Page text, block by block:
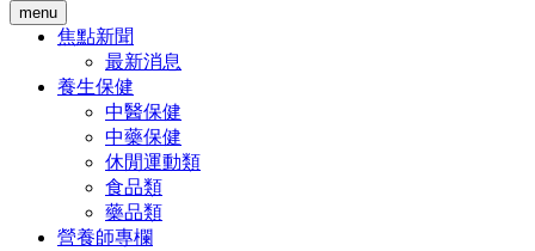
menu
焦點新聞
最新消息
養生保健
中醫保健
中藥保健
休閒運動類
食品類
藥品類
營養師專欄